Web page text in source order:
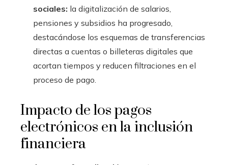
sociales: la digitalización de salarios,
pensiones y subsidios ha progresado,
destacándose los esquemas de transferencias
directas a cuentas o billeteras digitales que
acortan tiempos y reducen filtraciones en el
proceso de pago.
Impacto de los pagos
electrónicos en la inclusión
financiera